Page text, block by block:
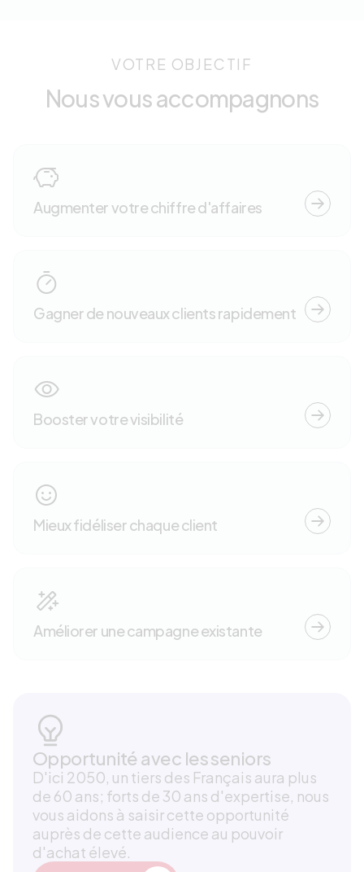
VOTRE OBJECTIF
Nous vous accompagnons
Augmenter votre chiffre d'affaires
Gagner de nouveaux clients rapidement
Booster votre visibilité
Mieux fidéliser chaque client
Améliorer une campagne existante
Opportunité avec les seniors
D'ici 2050, un tiers des Français aura plus
de 60 ans; forts de 30 ans d'expertise, nous
vous aidons à saisir cette opportunité
auprès de cette audience au pouvoir
d'achat élevé.